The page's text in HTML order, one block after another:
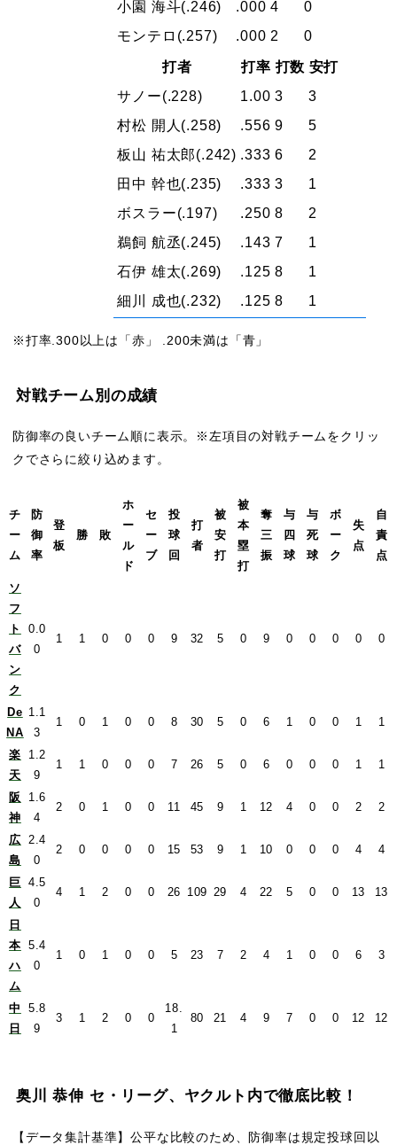
小園 海斗(.246) .000 4
0
モンテロ (.257) .000 2 0
打者 打率 打数 安打
サノー(.228) 1.00 3
3
村松 開人 (.258) .556 9
5
板山 祐太郎(.242) .333 6
2
田中 幹也(.235) .333 3
1
ボスラー(.197) .250 8
2
鵜飼 航丞(.245) .143 7
1
石伊 雄太(.269) .125 8
1
細川 成也(.232) .125 8 1
※打率.300以上は「赤」 .200未満は「青」
対戦チーム別の成績
防御率の良いチーム順に表示。※左項目の対戦チームをクリッ
クでさらに絞り込めます。
チ
ー
ム
防
御
率
登
板
勝 敗
ホ
ー
ル
ド
セ
ー
ブ
投
球
回
打
者
被
安
打
被
本
塁
打
奪
三
振
与
四
球
与
死
球
ボ
ー
ク
失
点
自
責
点
ソ
フ
ト
バ
ン
ク
0.0
0
1 1 0 0 0 9 32 5 0 9 0 0 0 0 0
De
NA
1.1
3
1 0 1 0 0 8 30 5 0 6 1 0 0 1 1
楽
天
1.2
9
1 1 0 0 0 7 26 5 0 6 0 0 0 1 1
阪
神
1.6
4
2 0 1 0 0 11 45 9 1 12 4 0 0 2 2
広
島
2.4
0
2 0 0 0 0 15 53 9 1 10 0 0 0 4 4
巨
人
4.5
0
4 1 2 0 0 26 109 29 4 22 5 0 0 13 13
日
本
ハ
ム
5.4
0
1 0 1 0 0 5 23 7 2 4 1 0 0 6 3
中
日
5.8
9
3 1 2 0 0
18.
1
80 21 4 9 7 0 0 12 12
奥川 恭伸 セ・リーグ、ヤクルト内で徹底比較！
【データ集計基準】公平な比較のため、防御率は規定投球回以